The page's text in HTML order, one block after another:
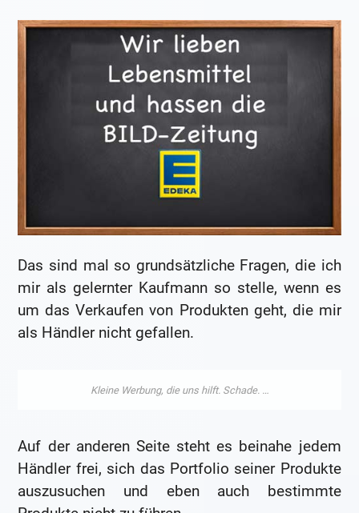
Das sind mal so grundsätzliche Fragen, die ich
mir als gelernter Kaufmann so stelle, wenn es
um das Verkaufen von Produkten geht, die mir
als Händler nicht gefallen.
Auf der anderen Seite steht es beinahe jedem
Händler frei, sich das Portfolio seiner Produkte
auszusuchen und eben auch bestimmte